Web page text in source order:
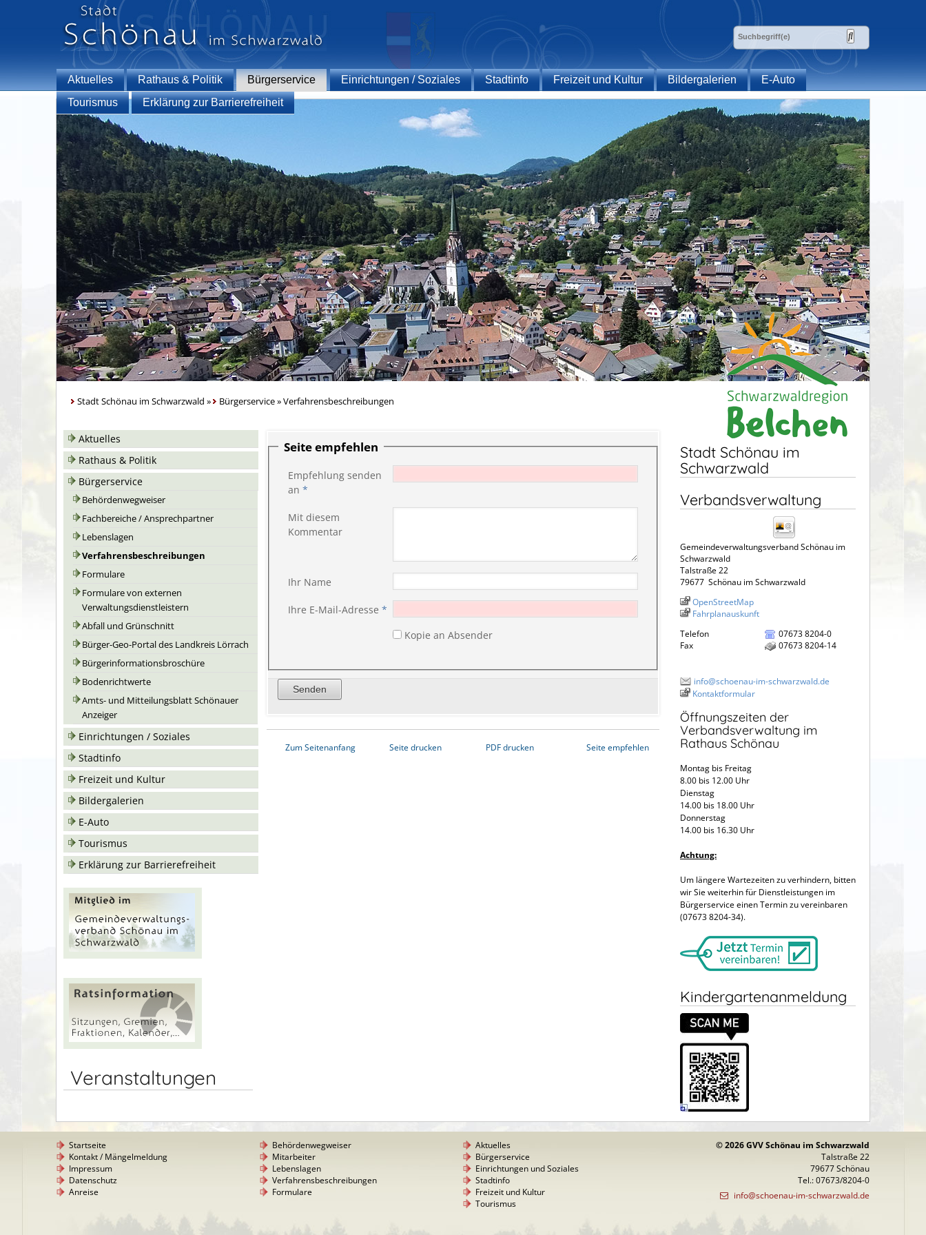
Aktuelles Rathaus & Politik Bürgerservice Einrichtungen / Soziales Stadtinfo Freizeit und Kultur Bildergalerien
E-Auto
Tourismus
Erklärung zur Barrierefreiheit
Stadt Schönau im Schwarzwald » Bürgerservice»Verfahrensbeschreibungen
Aktuelles
Rathaus & Politik
Bürgerservice
Behördenwegweiser
Fachbereiche / Ansprechpartner
Lebenslagen
Verfahrensbeschreibungen
Formulare
Formulare von externen
Verwaltungsdienstleistern
Abfall und Grünschnitt
Bürger-Geo-Portal des Landkreis Lörrach
Bürgerinformationsbroschüre
Bodenrichtwerte
Amts- und Mitteilungsblatt Schönauer
Anzeiger
Einrichtungen / Soziales
Stadtinfo
Freizeit und Kultur
Bildergalerien
E-Auto
Tourismus
Erklärung zur Barrierefreiheit
Veranstaltungen
Seite empfehlen
Empfehlung senden
an *
Mit diesem
Kommentar
Ihr Name
Ihre E-Mail-Adresse *
Kopie an Absender
Zum Seitenanfang Seite drucken PDF drucken Seite empfehlen
Stadt Schönau im
Schwarzwald
Verbandsverwaltung
Gemeindeverwaltungsverband Schönau im
Schwarzwald
Talstraße 22
79677 Schönau im Schwarzwald
OpenStreetMap
Fahrplanauskunft
Telefon
07673 8204-0
Fax
07673 8204-14
info@schoenau-im-schwarzwald.de
Kontaktformular
Öffnungszeiten der
Verbandsverwaltung im
Rathaus Schönau
Montag bis Freitag
8.00 bis 12.00 Uhr
Dienstag
14.00 bis 18.00 Uhr
Donnerstag
14.00 bis 16.30 Uhr
Achtung:
Um längere Wartezeiten zu verhindern, bitten
wir Sie weiterhin für Dienstleistungen im
Bürgerservice einen Termin zu vereinbaren
(07673 8204-34).
Kindergartenanmeldung
Startseite
Kontakt / Mängelmeldung
Impressum
Datenschutz
Anreise
Behördenwegweiser
Mitarbeiter
Lebenslagen
Verfahrensbeschreibungen
Formulare
Aktuelles
Bürgerservice
Einrichtungen und Soziales
Stadtinfo
Freizeit und Kultur
Tourismus
© 2026 GVV Schönau im Schwarzwald
Talstraße 22
79677 Schönau
Tel.: 07673/8204-0
info@schoenau-im-schwarzwald.de